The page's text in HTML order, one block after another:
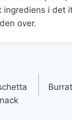
ingrediens i det
over.